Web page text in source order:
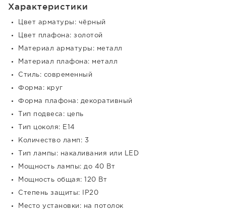
Характеристики
Цвет арматуры: чёрный
Цвет плафона: золотой
Материал арматуры: металл
Материал плафона: металл
Стиль: современный
Форма: круг
Форма плафона: декоративный
Тип подвеса: цепь
Тип цоколя: E14
Количество ламп: 3
Тип лампы: накаливания или LED
Мощность лампы: до 40 Вт
Мощность общая: 120 Вт
Степень защиты: IP20
Место установки: на потолок